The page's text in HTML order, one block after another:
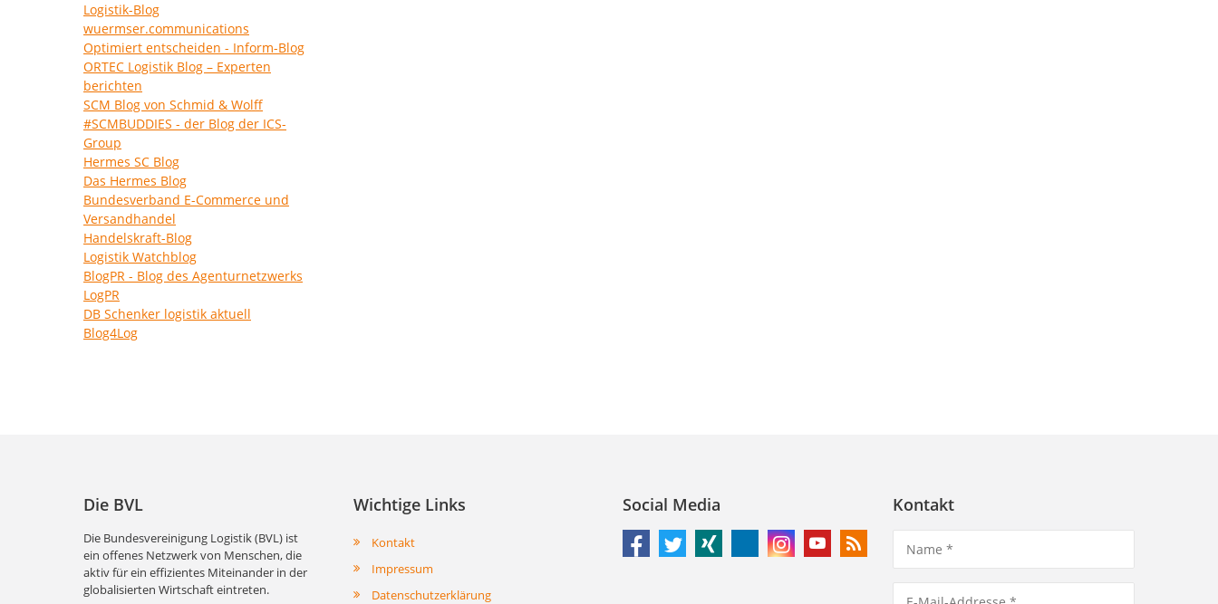
Logistik-Blog
wuermser.communications
Optimiert entscheiden - Inform-Blog
ORTEC Logistik Blog – Experten
berichten
SCM Blog von Schmid & Wolff
#SCMBUDDIES - der Blog der ICS-
Group
Hermes SC Blog
Das Hermes Blog
Bundesverband E-Commerce und
Versandhandel
Handelskraft-Blog
Logistik Watchblog
BlogPR - Blog des Agenturnetzwerks
LogPR
DB Schenker logistik aktuell
Blog4Log
Die BVL
Die Bundesvereinigung Logistik (BVL) ist
ein offenes Netzwerk von Menschen, die
aktiv für ein effizientes Miteinander in der
globalisierten Wirtschaft eintreten.
Wichtige Links
Kontakt
Impressum
Datenschutzerklärung
Social Media Kontakt